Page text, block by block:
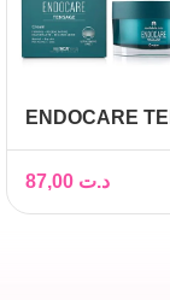
ENDOCARE
50ML
د.ت